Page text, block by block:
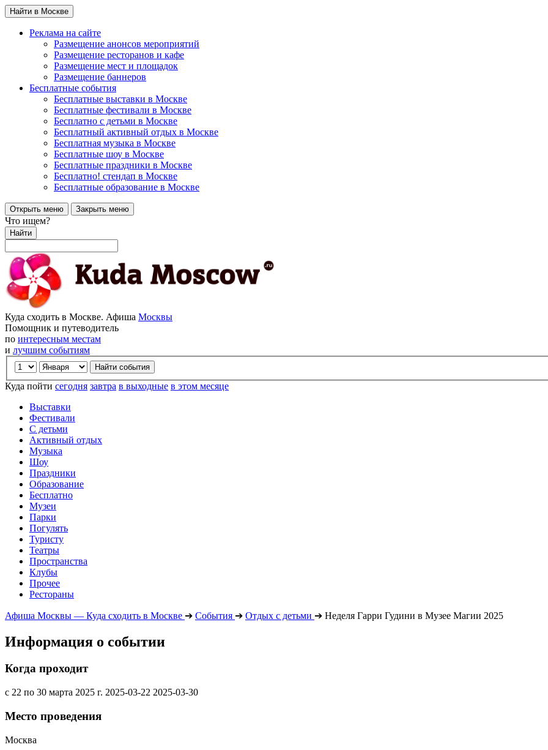
Найти в Москве
Реклама на сайте
Размещение анонсов мероприятий
Размещение ресторанов и кафе
Размещение мест и площадок
Размещение баннеров
Бесплатные события
Бесплатные выставки в Москве
Бесплатные фестивали в Москве
Бесплатно с детьми в Москве
Бесплатный активный отдых в Москве
Бесплатная музыка в Москве
Бесплатные шоу в Москве
Бесплатные праздники в Москве
Бесплатно! стендап в Москве
Бесплатные образование в Москве
Открыть меню Закрыть меню
Что ищем?
Найти
Куда сходить в Москве. Афиша Москвы
Помощник и путеводитель
по интересным местам
и лучшим событиям
Куда пойти сегодня завтра в выходные в этом месяце
Выставки
Фестивали
С детьми
Активный отдых
Музыка
Шоу
Праздники
Образование
Бесплатно
Музеи
Парки
Погулять
Туристу
Театры
Пространства
Клубы
Прочее
Рестораны
Афиша Москвы — Куда сходить в Москве ➔ События ➔ Отдых с детьми ➔ Неделя Гарри Гудини в Музее Магии 2025
Информация о событии
Когда проходит
с 22 по 30 марта 2025 г. 2025-03-22 2025-03-30
Место проведения
Москва